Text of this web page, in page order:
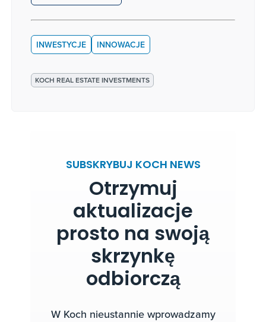
INWESTYCJE INNOWACJE
KOCH REAL ESTATE INVESTMENTS
SUBSKRYBUJ KOCH NEWS
Otrzymuj
aktualizacje
prosto na swoją
skrzynkę
odbiorczą
W Koch nieustannie wprowadzamy